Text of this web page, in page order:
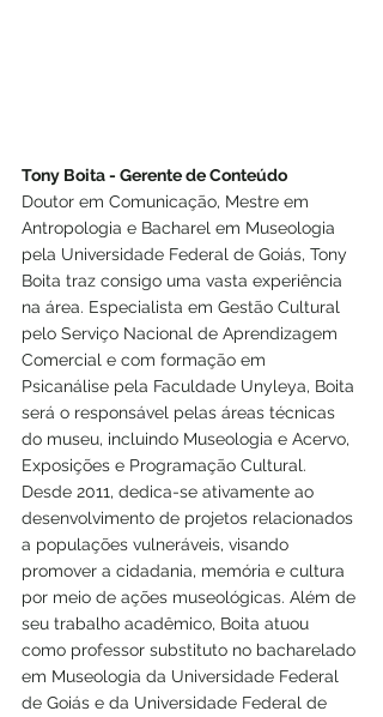
Tony Boita - Gerente de Conteúdo
Doutor em Comunicação, Mestre em
Antropologia e Bacharel em Museologia
pela Universidade Federal de Goiás, Tony
Boita traz consigo uma vasta experiência
na área. Especialista em Gestão Cultural
pelo Serviço Nacional de Aprendizagem
Comercial e com formação em
Psicanálise pela Faculdade Unyleya, Boita
será o responsável pelas áreas técnicas
do museu, incluindo Museologia e Acervo,
Exposições e Programação Cultural.
Desde 2011, dedica-se ativamente ao
desenvolvimento de projetos relacionados
a populações vulneráveis, visando
promover a cidadania, memória e cultura
por meio de ações museológicas. Além de
seu trabalho acadêmico, Boita atuou
como professor substituto no bacharelado
em Museologia da Universidade Federal
de Goiás e da Universidade Federal de